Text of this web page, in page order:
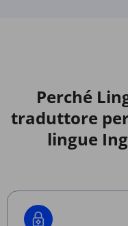
Perché
traduttore
lingue